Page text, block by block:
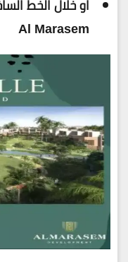
او خلال الخط
Al Marasem